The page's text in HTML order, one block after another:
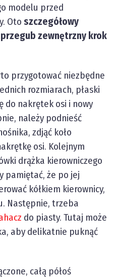
modelu przed
Oto szczegółowy
zewnętrzny krok
przygotować niezbędne
rozmiarach, płaski
do nakrętek osi i nowy
należy podnieść
zdjąć koło
osi. Kolejnym
drążka kierowniczego
pamiętać, że po jej
kółkiem kierownicy,
Następnie, trzeba
do piasty. Tutaj może
aby delikatnie puknąć
całą półoś